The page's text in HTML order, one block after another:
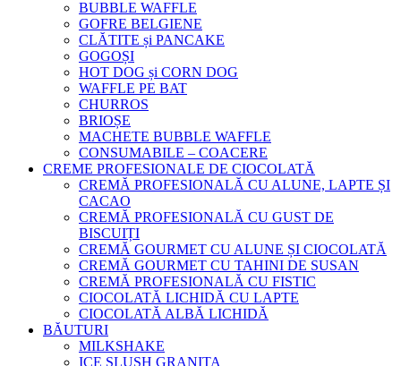
BUBBLE WAFFLE
GOFRE BELGIENE
CLĂTITE și PANCAKE
GOGOȘI
HOT DOG și CORN DOG
WAFFLE PE BAT
CHURROS
BRIOȘE
MACHETE BUBBLE WAFFLE
CONSUMABILE – COACERE
CREME PROFESIONALE DE CIOCOLATĂ
CREMĂ PROFESIONALĂ CU ALUNE, LAPTE ȘI
CACAO
CREMĂ PROFESIONALĂ CU GUST DE
BISCUIȚI
CREMĂ GOURMET CU ALUNE ȘI CIOCOLATĂ
CREMĂ GOURMET CU TAHINI DE SUSAN
CREMĂ PROFESIONALĂ CU FISTIC
CIOCOLATĂ LICHIDĂ CU LAPTE
CIOCOLATĂ ALBĂ LICHIDĂ
BĂUTURI
MILKSHAKE
ICE SLUSH GRANITA